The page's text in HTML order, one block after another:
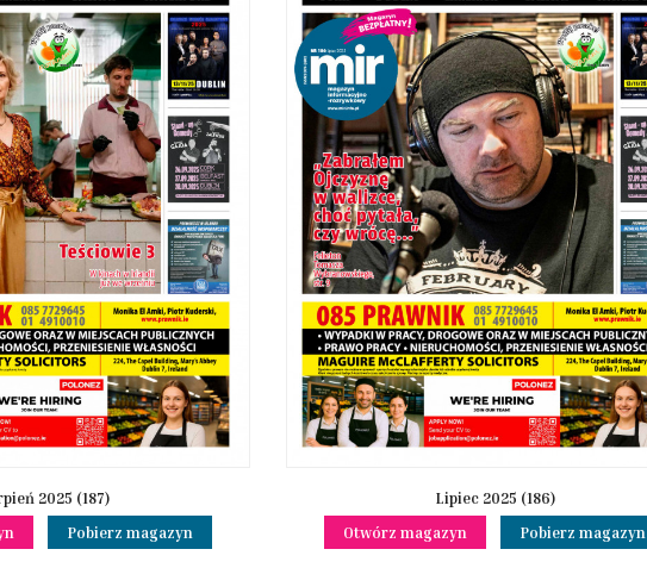
2025 (187)
Pobierz magazyn
Lipiec 2025 (186)
Otwórz magazyn
Pobierz magazyn